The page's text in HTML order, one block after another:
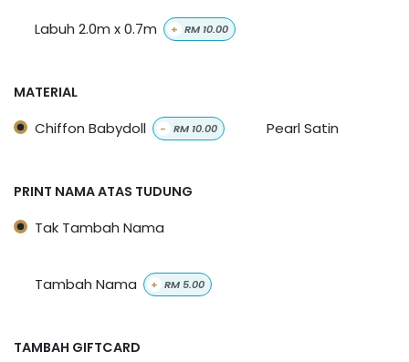
Labuh 2.0m x 0.7m + RM 10.00
MATERIAL
Chiffon Babydoll - RM 10.00 Pearl Satin
PRINT NAMA ATAS TUDUNG
Tak Tambah Nama
Tambah Nama + RM5.00
TAMBAH GIFTCARD